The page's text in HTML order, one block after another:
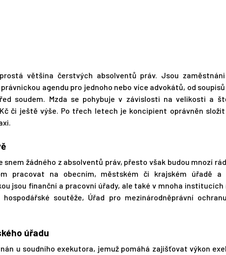
většina čerstvých absolventů práv. Jsou
agendu pro jednoho nebo více advokátů, od
soudem. Mzda se pohybuje v závislosti na velikosti a
či ještě výše. Po třech letech je koncipient oprávněn
žádného z absolventů práv, přesto však budou mnozí
pracovat na obecním, městském či krajském úřadě
jsou finanční a pracovní úřady, ale také v mnoha institucích
soutěže, Úřad pro mezinárodněprávní
úřadu
u soudního exekutora, jemuž pomáhá zajišťovat výkon